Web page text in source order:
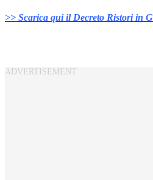
>> Scarica qui il Decreto Ristori in